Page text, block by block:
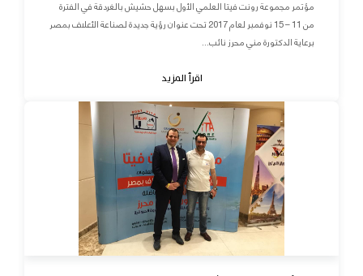
مؤتمر مجموعة رونت فيتا العلمي الأول بسهل حشيش بالغردقة في الفترة
من 11 – 15 نوفمبر لعام 2017 تحت عنوان رؤية جديدة لصناعة الأعلاف بمصر
برعاية الدكتورة مني محرز نائب...
اقرأ المزيد